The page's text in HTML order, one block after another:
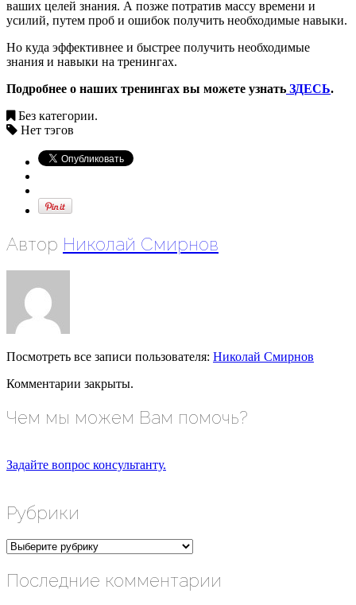
ваших целей знания. А позже потратив массу времени и
усилий, путем проб и ошибок получить необходимые навыки.
Но куда эффективнее и быстрее получить необходимые
знания и навыки на тренингах.
Подробнее о наших тренингах вы можете узнать ЗДЕСЬ.
Без категории.
Нет тэгов
Автор Николай Смирнов
Посмотреть все записи пользователя: Николай Смирнов
Комментарии закрыты.
Чем мы можем Вам помочь?
Задайте вопрос консультанту.
Рубрики
Рубрики
Последние комментарии